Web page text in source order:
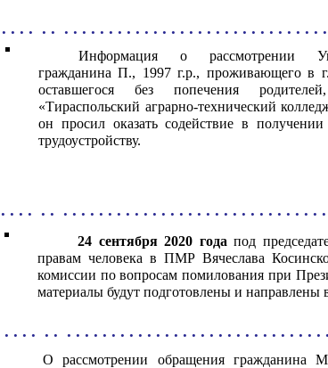
. . . . . . . . . . . . . . . . . . . . . . . . . . . . . . . . . . .
Информация о рассмотрении
гражданина П., 1997 г.р., проживающего в
оставшегося без попечения
«Тираспольский аграрно-технический
он просил оказать содействие в
трудоустройству.
. . . . . . . . . . . . . . . . . . . . . . . . . . . . . . . . . . .
24 сентября 2020 годапод
правам человека в ПМР Вячеслава
комиссии по вопросам помилования при
материалы будут подготовлены и направлены
. . . . . . . . . . . . . . . . . . . . . . . . . . . . . . . . . . .
О рассмотрении обращения гражданина